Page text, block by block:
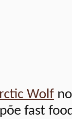
Wolf
fast